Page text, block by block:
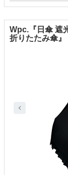
Wpc.『日傘 遮
折りたたみ傘』